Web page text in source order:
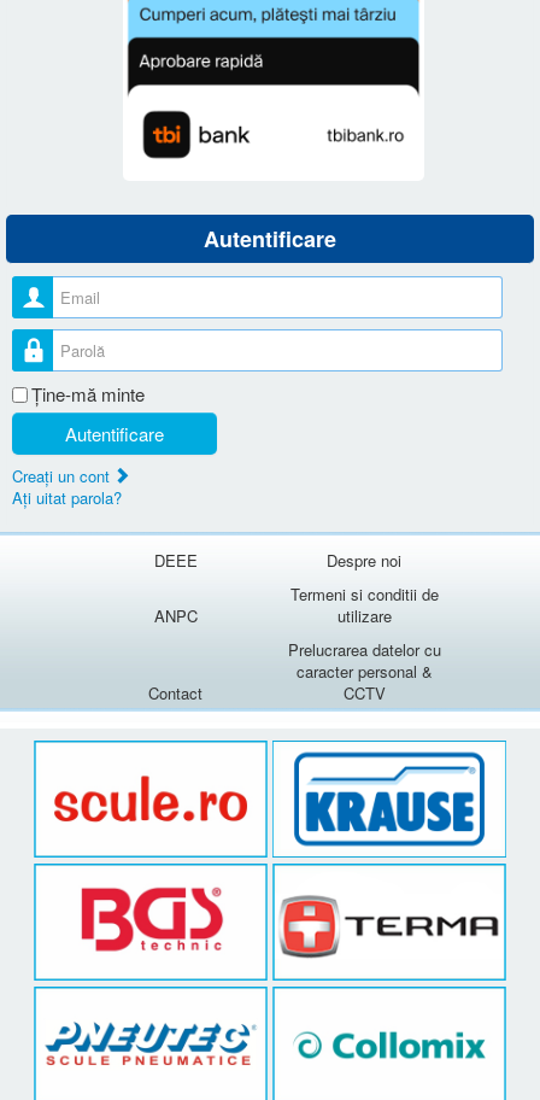
Autentificare
Nume utilizator
Parolă
Ţine-mă minte
Autentificare
Creaţi un cont
Aţi uitat parola?
DEEE Despre noi
ANPC
Termeni si conditii de
utilizare
Contact
Prelucrarea datelor cu
caracter personal &
CCTV